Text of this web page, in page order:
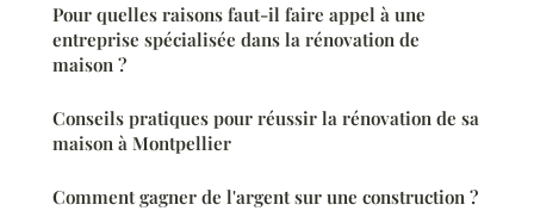
Pour quelles raisons faut-il faire appel à une
entreprise spécialisée dans la rénovation de
maison ?
Conseils pratiques pour réussir la rénovation de sa
maison à Montpellier
Comment gagner de l'argent sur une construction ?